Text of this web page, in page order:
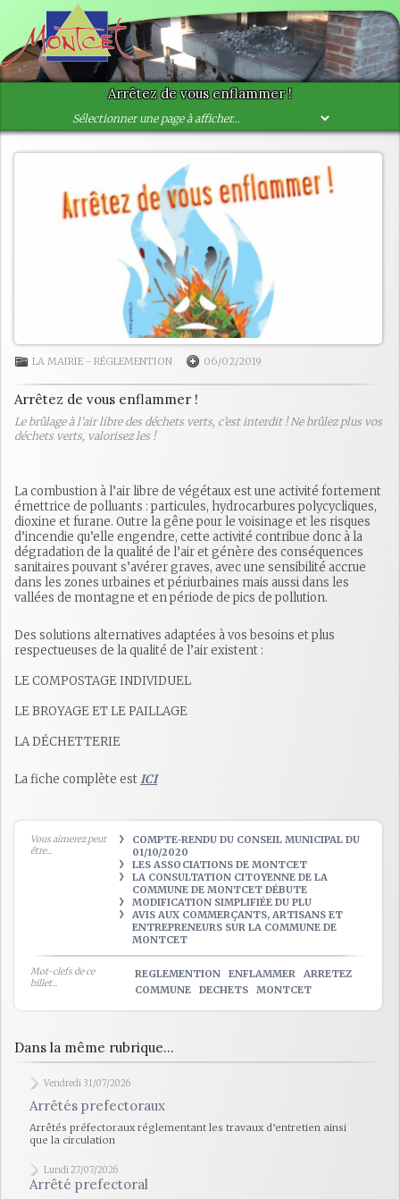
Arrêtez de vous enflammer !
LA MAIRIE - RÉGLEMENTION 06/02/2019
Arrêtez de vous enflammer !
Le brûlage à l’air libre des déchets verts, c’est interdit ! Ne brûlez plus vos
déchets verts, valorisez les !
La combustion à l’air libre de végétaux est une activité fortement
émettrice de polluants : particules, hydrocarbures polycycliques,
dioxine et furane. Outre la gêne pour le voisinage et les risques
d’incendie qu’elle engendre, cette activité contribue donc à la
dégradation de la qualité de l’air et génère des conséquences
sanitaires pouvant s’avérer graves, avec une sensibilité accrue
dans les zones urbaines et périurbaines mais aussi dans les
vallées de montagne et en période de pics de pollution.
Des solutions alternatives adaptées à vos besoins et plus
respectueuses de la qualité de l’air existent :
LE COMPOSTAGE INDIVIDUEL
LE BROYAGE ET LE PAILLAGE
LA DÉCHETTERIE
La fiche complète estICI
Vous aimerez peut
être...
COMPTE-RENDU DU CONSEIL MUNICIPAL DU
01/10/2020
LES ASSOCIATIONS DE MONTCET
LA CONSULTATION CITOYENNE DE LA
COMMUNE DE MONTCET DÉBUTE
MODIFICATION SIMPLIFIÉE DU PLU
AVIS AUX COMMERÇANTS, ARTISANS ET
ENTREPRENEURS SUR LA COMMUNE DE
MONTCET
Mot-clefs de ce
billet...
REGLEMENTION ENFLAMMER
ARRETEZ
COMMUNE
DECHETS MONTCET
Dans la même rubrique...
Vendredi 31/07/2026
Arrêtés prefectoraux
Arrêtés préfectoraux réglementant les travaux d’entretien ainsi
que la circulation
Lundi 27/07/2026
Arrêté prefectoral